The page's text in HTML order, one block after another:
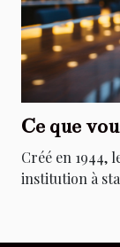
Ce que
Créé en 1944,
institution à